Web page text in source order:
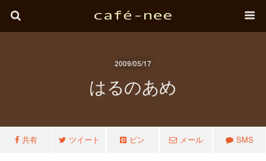
2009/05/17
はるのあめ
共有 ツイート ピン メール SMS